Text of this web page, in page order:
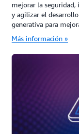
mejorar la seguridad,
y agilizar el
generativa para
Más información »